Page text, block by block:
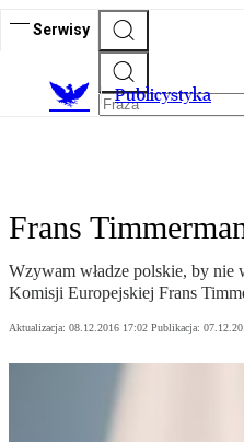
Serwisy
Publicystyka
Frans
Wzywam władze polskie, by nie
Komisji Europejskiej Frans
Aktualizacja: 08.12.2016 17:02 Publikacja: